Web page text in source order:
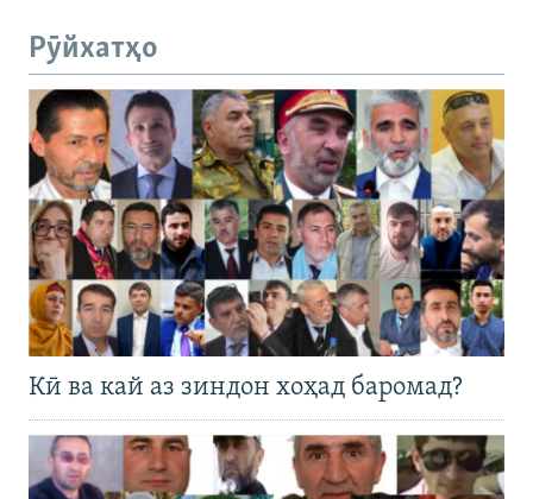
Рӯйхатҳо
Кӣ ва кай аз зиндон хоҳад баромад?